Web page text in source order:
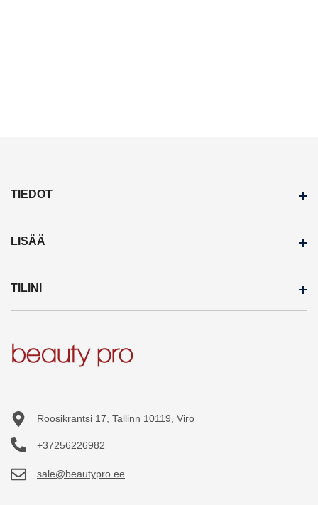
TIEDOT
Maksutavat
Toimitustavat
Kaupat
Tilausehdot
LISÄÄ
Tavaramerkit
Tarjouksessa
Sivukartta
TILINI
Tilaushistoria
Toivelista
Roosikrantsi 17, Tallinn 10119, Viro
+37256226982
sale@beautypro.ee